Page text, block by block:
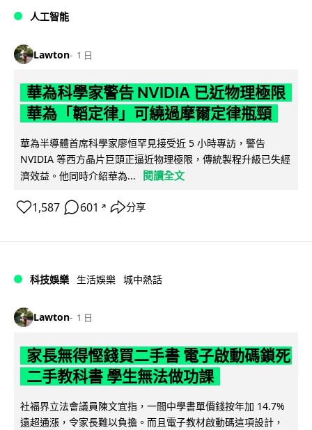
人工智能
Lawton 1 日
華為科學家警告 NVIDIA 已近物理極限
華為「韜定律」可繞過摩爾定律瓶頸
華為半導體首席科學家廖恒罕見接受近 5 小時專訪，警告
NVIDIA 等西方晶片巨頭正逼近物理極限，傳統製程升級已失經
濟效益。他同時介紹華為...
閱讀全文
1,587 601 ↗ 分享
科技娛樂 生活娛樂 城中熱話
Lawton 1 日
家長無得慳錢買二手書 電子啟動碼鎖死
二手教科書 學生無法做功課
社福界立法會議員陳文宜指，一間中學書單價錢按年加 14.7%
遠超通漲，令家長難以負擔。而且電子教材啟動碼這項設計，